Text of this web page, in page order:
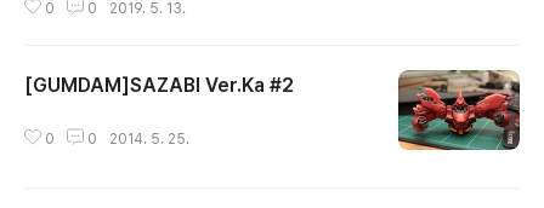
게 새로운 형태에 신발이다 여러가지 전술화 그리고 대테
식이라 변두리 발목을 잘 잡아준다3. 지퍼방식이라 착탈의
러가지 장단점이 보이기 시작했고 솔직히 가성비가 우선이
0 0 2019. 5. 13.
[GUMDAM]SAZABI Ver.Ka #2
0 0 2014. 5. 25.